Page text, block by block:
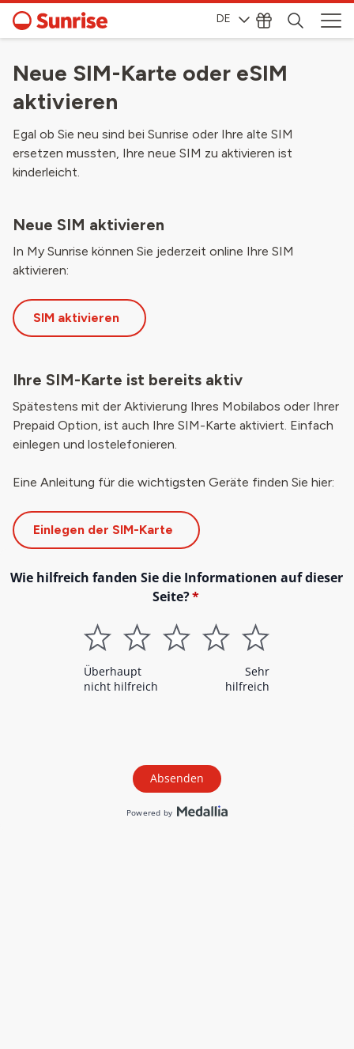
DE
Neue SIM-Karte oder eSIM
aktivieren
Egal ob Sie neu sind bei Sunrise oder Ihre alte SIM
ersetzen mussten, Ihre neue SIM zu aktivieren ist
kinderleicht.
Neue SIM aktivieren
In My Sunrise können Sie jederzeit online Ihre SIM
aktivieren:
SIM aktivieren
Ihre SIM-Karte ist bereits aktiv
Spätestens mit der Aktivierung Ihres Mobilabos oder Ihrer
Prepaid Option, ist auch Ihre SIM-Karte aktiviert. Einfach
einlegen und lostelefonieren.
Eine Anleitung für die wichtigsten Geräte finden Sie hier:
Einlegen der SIM-Karte